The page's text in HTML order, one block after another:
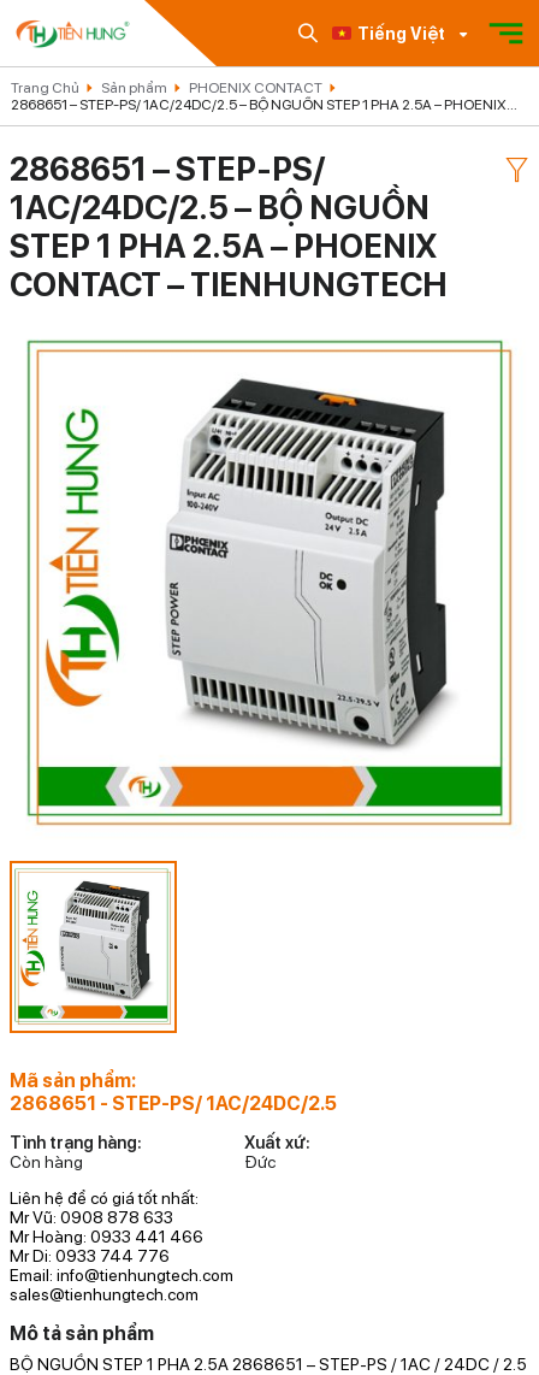
Tiếng Việt
Trang Chủ Sản phẩm
PHOENIX CONTACT
2868651 – STEP-PS/ 1AC/24DC/2.5 – BỘ NGUỒN STEP 1 PHA 2.5A – PHOENIX
CONTACT – TIENHUNGTECH
2868651 – STEP-PS/
1AC/24DC/2.5 – BỘ NGUỒN
STEP 1 PHA 2.5A – PHOENIX
CONTACT – TIENHUNGTECH
Mã sản phẩm:
2868651 - STEP-PS/ 1AC/24DC/2.5
Tình trạng hàng:
Còn hàng
Xuất xứ:
Đức
Liên hệ để có giá tốt nhất:
Mr Vũ: 0908 878 633
Mr Hoàng: 0933 441 466
Mr Di: 0933 744 776
Email: info@tienhungtech.com
sales@tienhungtech.com
Mô tả sản phẩm
BỘ NGUỒN STEP 1 PHA 2.5A 2868651 – STEP-PS / 1AC / 24DC / 2.5